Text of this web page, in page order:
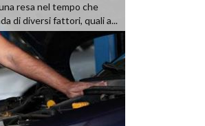
resa nel tempo che
di diversi fattori, quali a...